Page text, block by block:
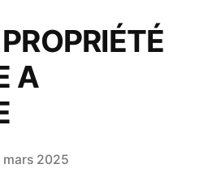
A
mars 2025